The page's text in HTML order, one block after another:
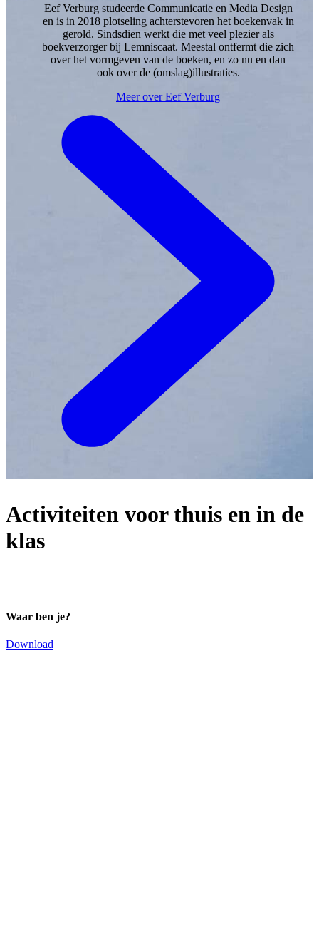
Eef Verburg studeerde Communicatie en Media Design
en is in 2018 plotseling achterstevoren het boekenvak in
gerold. Sindsdien werkt die met veel plezier als
boekverzorger bij Lemniscaat. Meestal ontfermt die zich
over het vormgeven van de boeken, en zo nu en dan
ook over de (omslag)illustraties.
Meer over Eef Verburg
Activiteiten voor thuis en in de
klas
Waar ben je?
Download